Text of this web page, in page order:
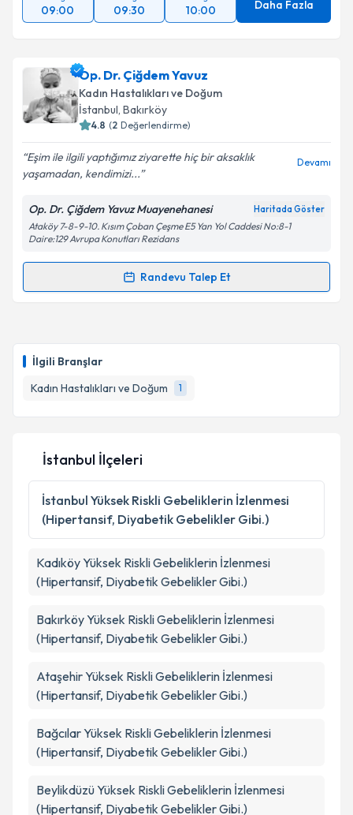
İlgili Branşlar
Kadın Hastalıkları ve Doğum
1
09:00 09:30 10:00 Daha Fazla
Op. Dr. Çiğdem Yavuz
Kadın Hastalıkları ve Doğum
İstanbul, Bakırköy
4.8 (2 Değerlendirme)
Eşim ile ilgili yaptığımız ziyarette hiç bir aksaklık
yaşamadan, kendimizi...
Devamı
Op. Dr. Çiğdem Yavuz Muayenehanesi Haritada Göster
Ataköy 7-8-9-10. Kısım Çoban Çeşme E5 Yan Yol Caddesi No:8-1
Daire:129 Avrupa Konutları Rezidans
Randevu Talep Et
Randevu Takvimi Talebi
takvim hazırlandığında e-posta ile bilgilendireceğiz.
Kişisel verilerimin işlenmesine ilişkinAydınlatma
Metni'ni okudum ve kişisel verilerimin belirtilen
kapsamda işlenmesini kabul ediyorum.
Takvim Talebini Gönder
İstanbul İlçeleri
İstanbul Yüksek Riskli Gebeliklerin İzlenmesi
(Hipertansif, Diyabetik Gebelikler Gibi.)
KadıköyYüksek Riskli Gebeliklerin İzlenmesi
(Hipertansif, Diyabetik Gebelikler Gibi.)
BakırköyYüksek Riskli Gebeliklerin İzlenmesi
(Hipertansif, Diyabetik Gebelikler Gibi.)
AtaşehirYüksek Riskli Gebeliklerin İzlenmesi
(Hipertansif, Diyabetik Gebelikler Gibi.)
BağcılarYüksek Riskli Gebeliklerin İzlenmesi
(Hipertansif, Diyabetik Gebelikler Gibi.)
BeylikdüzüYüksek Riskli Gebeliklerin İzlenmesi
(Hipertansif, Diyabetik Gebelikler Gibi.)